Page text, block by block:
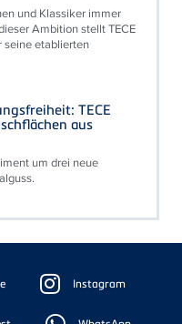
und Klassiker immer
Ambition stellt TECE
seine etablierten
TECE
aus
um drei neue
Instagram